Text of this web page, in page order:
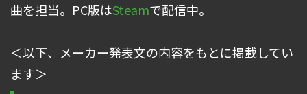
曲を担当。PC版はSteamで配信中。
＜以下、メーカー発表文の内容をもとに掲載してい
ます＞